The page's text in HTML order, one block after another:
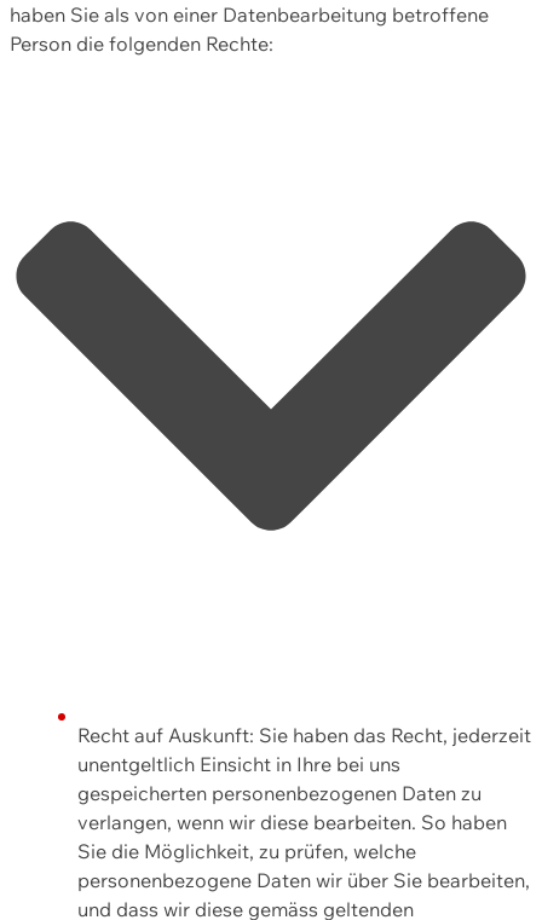
haben Sie als von einer Datenbearbeitung betroffene
Person die folgenden Rechte:
Recht auf Auskunft: Sie haben das Recht, jederzeit
unentgeltlich Einsicht in Ihre bei uns
gespeicherten personenbezogenen Daten zu
verlangen, wenn wir diese bearbeiten. So haben
Sie die Möglichkeit, zu prüfen, welche
personenbezogene Daten wir über Sie bearbeiten,
und dass wir diese gemäss geltenden